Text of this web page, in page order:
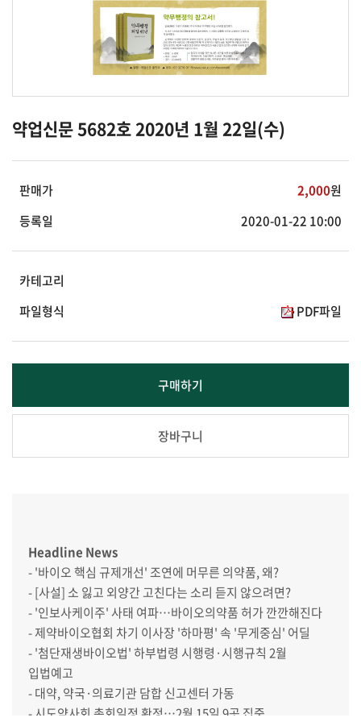
약업신문 5682호 2020년 1월 22일(수)
판매가 2,000원
등록일
2020-01-22 10:00
카테고리
파일형식
PDF파일
구매하기
장바구니
Headline News
- '바이오 핵심 규제개선' 조연에 머무른 의약품, 왜?
- [사설] 소 잃고 외양간 고친다는 소리 듣지 않으려면?
- '인보사케이주' 사태 여파…바이오의약품 허가 깐깐해진다
- 제약바이오협회 차기 이사장 '하마평' 속 '무게중심' 어딜
- '첨단재생바이오법' 하부법령 시행령·시행규칙 2월
입법예고
- 대약, 약국·의료기관 담합 신고센터 가동
- 시도약사회 총회일정 확정…2월 15일 9곳 집중